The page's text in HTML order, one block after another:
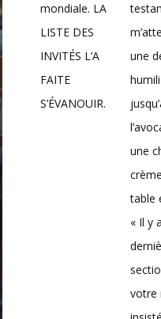
mondiale. LA
LISTE DES
INVITÉS L’A
FAITE
S’ÉVANOUIR.
une
une
table
« Il y
votre